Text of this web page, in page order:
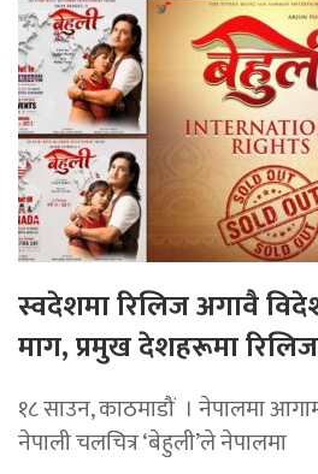
स्वदेशमा रिलिज अगावै
माग, प्रमुख देशहरूमा
१८ साउन, काठमाडौं । नेपालमा
नेपाली चलचित्र ‘बेहुली’ले नेपालमा